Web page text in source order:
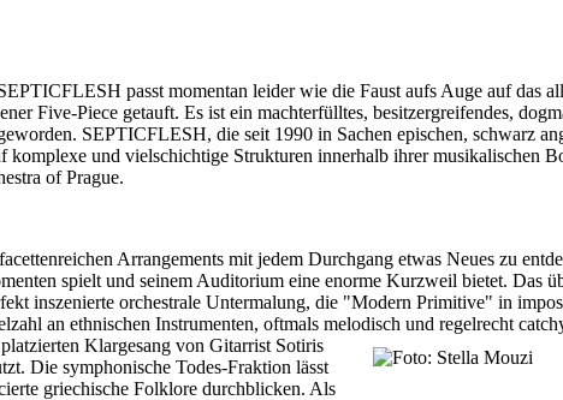
passt momentan leider wie die Faust aufs Auge auf das
Five-Piece getauft. Es ist ein machterfülltes, besitzergreifendes,
SEPTICFLESH, die seit 1990 in Sachen epischen, schwarz
und vielschichtige Strukturen innerhalb ihrer musikalischen
of Prague.
Arrangements mit jedem Durchgang etwas Neues zu
spielt und seinem Auditorium eine enorme Kurzweil bietet. Das
inszenierte orchestrale Untermalung, die "Modern Primitive" in
an ethnischen Instrumenten, oftmals melodisch und regelrecht
Klargesang von Gitarrist Sotiris
Die symphonische Todes-Fraktion lässt
griechische Folklore durchblicken. Als